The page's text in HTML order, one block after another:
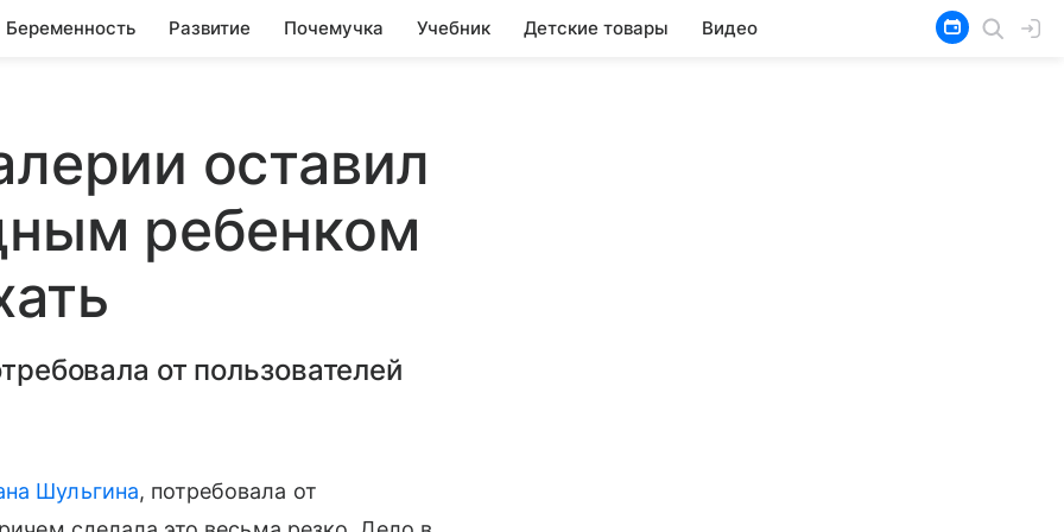
Беременность Развитие Почемучка Учебник Детские товары Видео
оставил
ребенком
от пользователей
Шульгина, потребовала от